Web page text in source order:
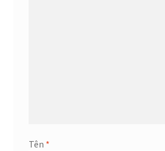
Tên *